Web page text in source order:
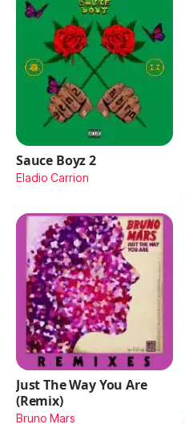
Sauce Boyz 2
Eladio Carrion
Just The Way You Are
(Remix)
Bruno Mars